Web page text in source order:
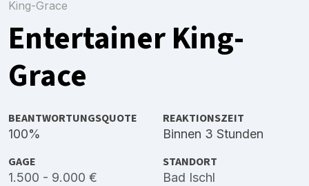
King-Grace
Entertainer King-
Grace
BEANTWORTUNGSQUOTE
100%
REAKTIONSZEIT
Binnen 3 Stunden
GAGE
1.500 - 9.000 €
STANDORT
Bad Ischl